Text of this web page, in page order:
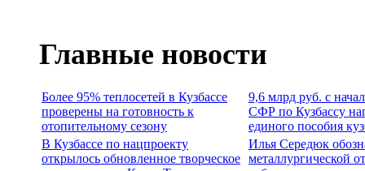
Главные новости
Более 95% теплосетей в Кузбассе
проверены на готовность к
отопительному сезону
9,6 млрд руб. с
СФР по Кузбассу
единого пособия
В Кузбассе по нацпроекту
открылось обновленное творческое
Илья Середюк
металлургической